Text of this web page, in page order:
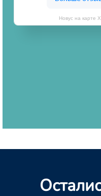
Новус на карте